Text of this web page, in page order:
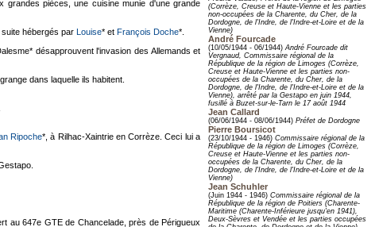
(Corrèze, Creuse et Haute-Vienne et les parties
non-occupées de la Charente, du Cher, de la
Dordogne, de l'Indre, de l'Indre-et-Loire et de la
Vienne)
André Fourcade
(10/05/1944 - 06/1944)André Fourcade dit
Vergnaud, Commissaire régional de la
République de la région de Limoges (Corrèze,
Creuse et Haute-Vienne et les parties non-
occupées de la Charente, du Cher, de la
Dordogne, de l'Indre, de l'Indre-et-Loire et de la
Vienne), arrêté par la Gestapo en juin 1944,
fusillé à Buzet-sur-le-Tarn le 17 août 1944
Jean Callard
(06/06/1944 - 08/06/1944) Préfet de Dordogne
Pierre Boursicot
(23/10/1944 - 1946) Commissaire régional de la
République de la région de Limoges (Corrèze,
Creuse et Haute-Vienne et les parties non-
occupées de la Charente, du Cher, de la
Dordogne, de l'Indre, de l'Indre-et-Loire et de la
Vienne)
Jean Schuhler
(Juin 1944 - 1946) Commissaire régional de la
République de la région de Poitiers (Charente-
Maritime (Charente-Inférieure jusqu'en 1941),
Deux-Sèvres et Vendée et les parties occupées
grandes pièces, une cuisine munie d'une grande
suite hébergés par Louise* et François Doche*.
désapprouvent l'invasion des Allemands et
dans laquelle ils habitent.
Ripoche*, à Rilhac-Xaintrie en Corrèze. Ceci lui a
au 647e GTE de Chancelade, près de Périgueux